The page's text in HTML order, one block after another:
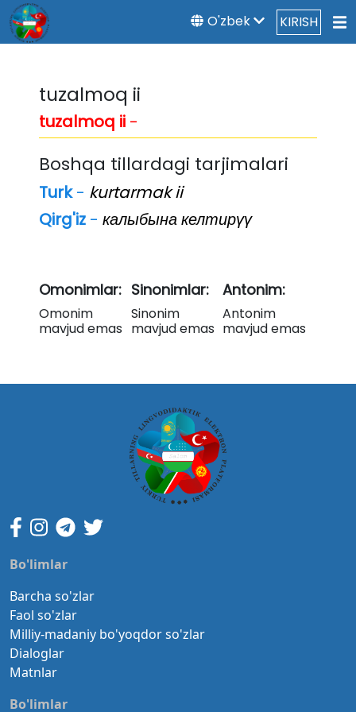
O'zbek KIRISH
tuzalmoq ii
tuzalmoq ii -
Boshqa tillardagi tarjimalari
Turk- kurtarmak ii
Qirg'iz - калыбына келтирүү
Omonimlar:
Omonim
mavjud emas
Sinonimlar:
Sinonim
mavjud emas
Antonim:
Antonim
mavjud emas
Bo'limlar
Barcha so'zlar
Faol so'zlar
Milliy-madaniy bo'yoqdor so'zlar
Dialoglar
Matnlar
Bo'limlar